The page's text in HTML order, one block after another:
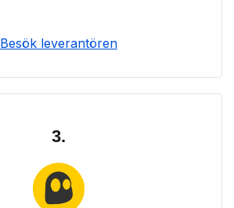
Besök leverantören
3.